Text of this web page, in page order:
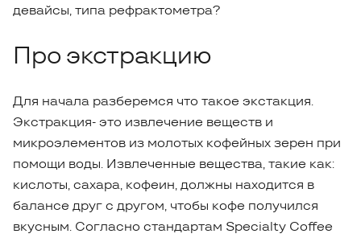
девайсы, типа рефрактометра?
Про экстракцию
Для начала разберемся что такое экстакция.
Экстракция- это извлечение веществ и
микроэлементов из молотых кофейных зерен при
помощи воды. Извлеченные вещества, такие как:
кислоты, сахара, кофеин, должны находится в
балансе друг с другом, чтобы кофе получился
вкусным. Согласно стандартам Specialty Coffee